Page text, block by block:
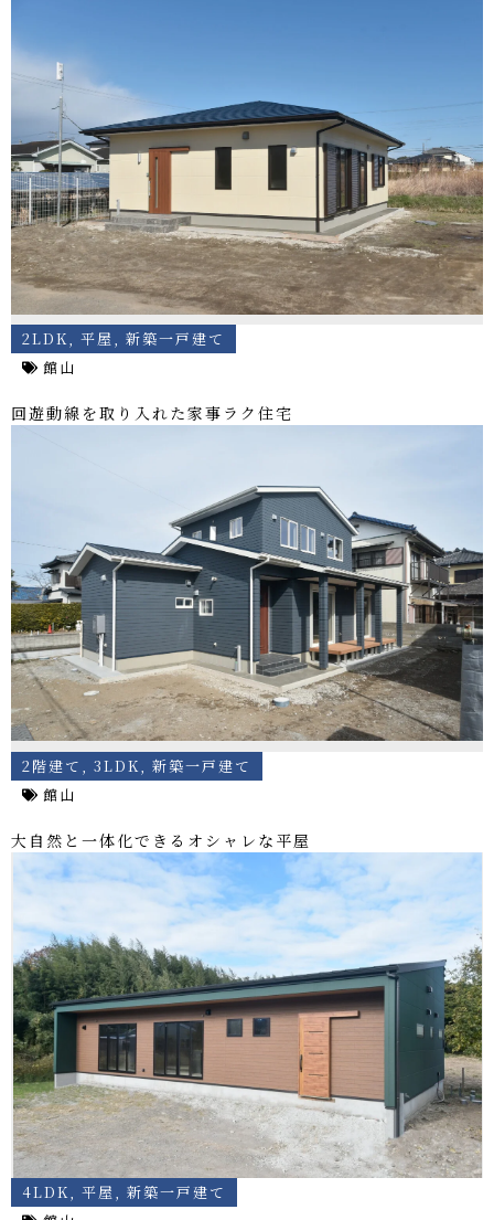
2LDK, 平屋 , 新築一戸建て
館山
回遊動線を取り入れた家事ラク住宅
2階建て , 3LDK, 新築一戸建て
館山
大自然と一体化できるオシャレな平屋
4LDK, 平屋 , 新築一戸建て